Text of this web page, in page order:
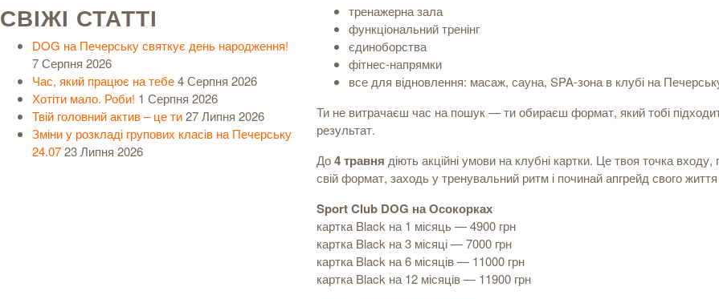
тренажерна зала
функціональний тренінг
єдиноборства
фітнес-напрямки
все для відновлення: масаж, сауна, SPA-зона в клубі на
Ти не витрачаєш час на пошук — ти обираєш формат, який тобі
результат.
До4 травня діють акційні умови на клубні картки. Це твоя точка
свій формат, заходь у тренувальний ритм і починай апгрейд свого
Sport Club DOG на Осокорках
картка Black на 1 місяць — 4900 грн
картка Black на 3 місяці — 7000 грн
картка Black на 6 місяців — 11000 грн
картка Black на 12 місяців — 11900 грн
СВІЖІ СТАТТІ
DOG на Печерську святкує день народження!
7 Серпня 2026
Час, який працює на тебе4 Серпня 2026
Хотіти мало. Роби! 1 Серпня 2026
Твій головний актив – це ти27 Липня 2026
Зміни у розкладі групових класів на Печерську
24.0723 Липня 2026